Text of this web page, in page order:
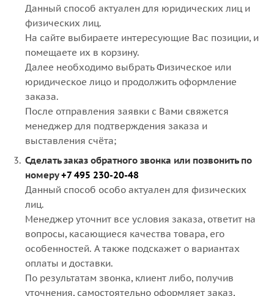
Данный способ актуален для юридических лиц и
физических лиц.
На сайте выбираете интересующие Вас позиции, и
помещаете их в корзину.
Далее необходимо выбрать Физическое или
юридическое лицо и продолжить оформление
заказа.
После отправления заявки с Вами свяжется
менеджер для подтверждения заказа и
выставления счёта;
Сделать заказ обратного звонка или позвонить по
номеру+7 495 230-20-48
Данный способ особо актуален для физических
лиц.
Менеджер уточнит все условия заказа, ответит на
вопросы, касающиеся качества товара, его
особенностей. А также подскажет о вариантах
оплаты и доставки.
По результатам звонка, клиент либо, получив
уточнения, самостоятельно оформляет заказ,